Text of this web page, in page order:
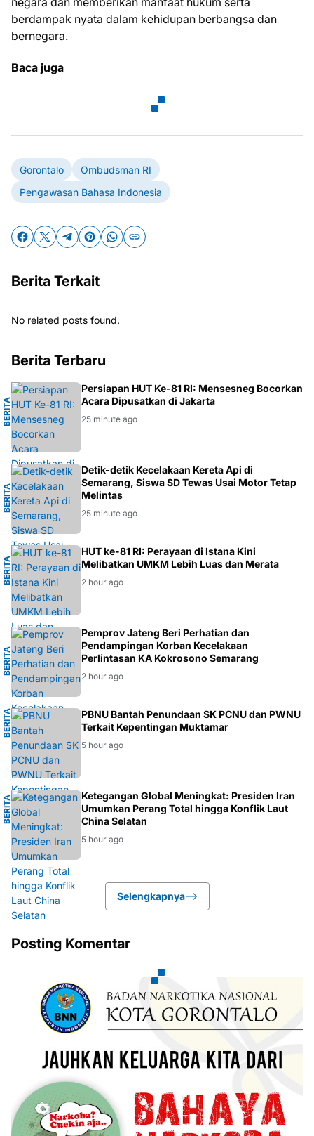
berdampak nyata dalam kehidupan berbangsa dan
bernegara.
Baca juga
Gorontalo
Ombudsman RI
Pengawasan Bahasa Indonesia
Berita Terkait
No related posts found.
Berita Terbaru
B
E
R
I
T
A
N
A
S
I
O
N
AL
Persiapan HUT Ke-81 RI: Mensesneg Bocorkan
Acara Dipusatkan di Jakarta
25 minute ago
B
E
R
I
T
A
S
E
M
A
R
A
NG
Detik-detik Kecelakaan Kereta Api di
Semarang, Siswa SD Tewas Usai Motor Tetap
Melintas
25 minute ago
B
E
R
I
T
A
E
K
O
N
O
MI
HUT ke-81 RI: Perayaan di Istana Kini
Melibatkan UMKM Lebih Luas dan Merata
2 hour ago
B
E
R
I
T
A
S
E
M
A
R
A
NG
Pemprov Jateng Beri Perhatian dan
Pendampingan Korban Kecelakaan
Perlintasan KA Kokrosono Semarang
2 hour ago
B
E
R
I
T
A
NU
PBNU Bantah Penundaan SK PCNU dan PWNU
Terkait Kepentingan Muktamar
5 hour ago
B
E
R
I
T
A
G
L
O
B
AL
Ketegangan Global Meningkat: Presiden Iran
Umumkan Perang Total hingga Konflik Laut
China Selatan
5 hour ago
Selengkapnya
Posting Komentar